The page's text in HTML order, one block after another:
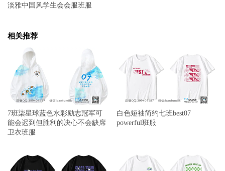
淡雅中国风学生会会服班服
相关推荐
7班柒星球蓝色水彩励志冠军可
能会迟到但胜利的决心不会缺席
卫衣班服
白色短袖简约七班best07
powerful班服